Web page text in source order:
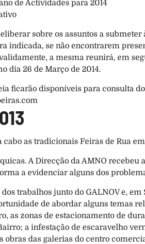
de Actividades para 2014
sobre os assuntos a submeter
indicada, se não encontrarem
a mesma reunirá, em
dia 26 de Março de 2014.
ficarão disponíveis para consulta
cabo as tradicionais Feiras de Rua
A Direcção da AMNO
a evidenciar alguns dos
trabalhos junto do GALNOV e,
de abordar alguns temas
as zonas de estacionamento de
a infestação de escaravelho
obras das galerias do centro